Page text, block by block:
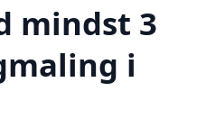
mindst 3
i